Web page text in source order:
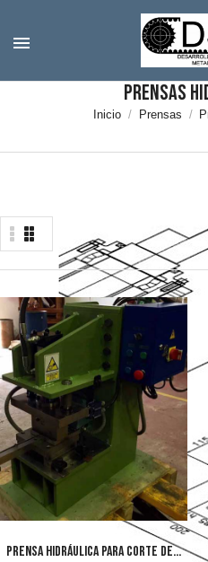
Prensas
Inicio Prensas
PRENSA HIDRÁULICA PARA CORTE DE